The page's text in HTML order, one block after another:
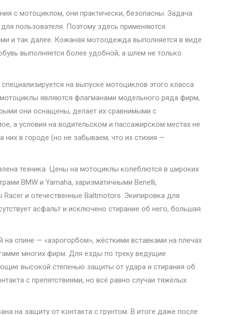
с мотоциклом, они практически, безопасны. Задача
пользователя. Поэтому здесь применяются
и так далее. Кожаная мотоодежда выполняется в виде
выполняется более удобной, а шлем не только
на выпуске мотоциклов этого класса
являются флагманами модельного ряда фирм,
они оснащены, делает их сравнимыми с
а условия на водительском и пассажирском местах не
в городе (но не забываем, что их стихия —
техника. Цены на мотоциклы колеблются в широких
BMW и Yamaha, харизматичными Benelli,
и отечественные Baltmotors. Экипировка для
асфальт и исключено стирание об него, большая
спине — «аэрогорбом», жёсткими вставками на плечах
многих фирм. Для езды по треку ведущие
высокой степенью защиты от удара и стирания об
с препятствиями, но всё равно случаи тяжёлых
на защиту от контакта с грунтом. В итоге даже после